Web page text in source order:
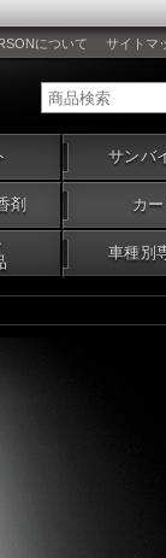
サンバ
剤 カ
車種別
について サイトマ